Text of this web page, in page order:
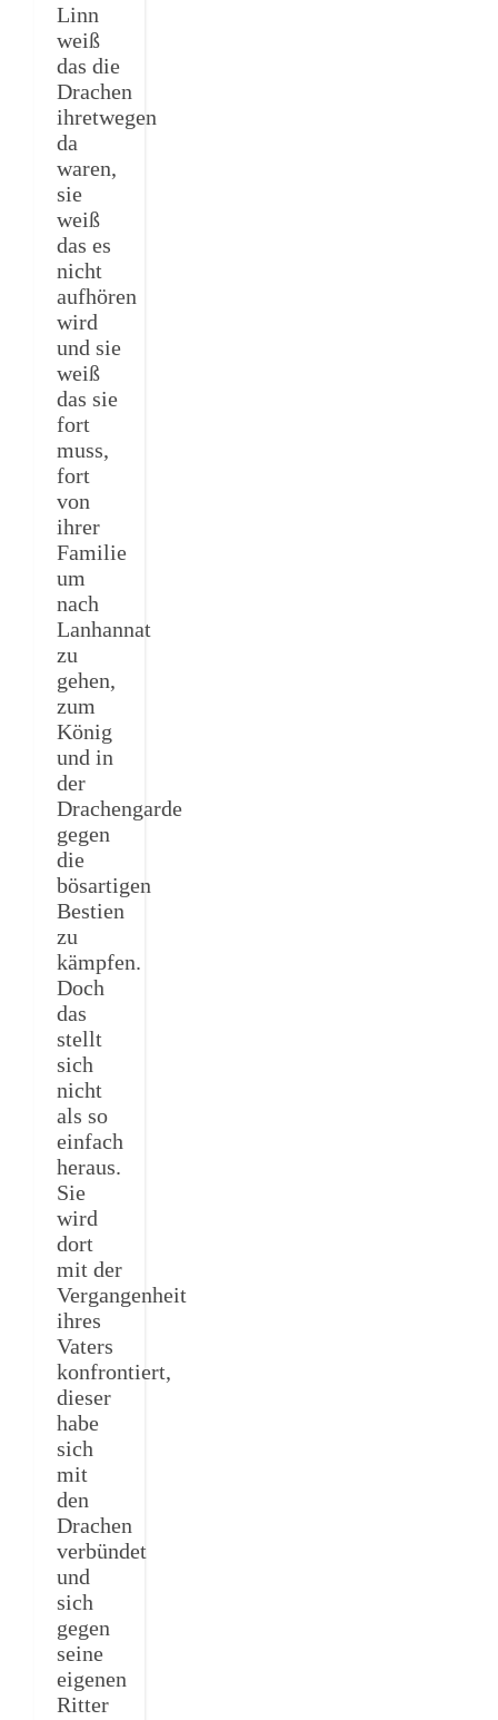
Linn
weiß
das die
Drachen
ihretwegen
da
waren,
sie
weiß
das es
nicht
aufhören
wird
und sie
weiß
das sie
fort
muss,
fort
von
ihrer
Familie
um
nach
Lanhannat
zu
gehen,
zum
König
und in
der
Drachengarde
gegen
die
bösartigen
Bestien
zu
kämpfen.
Doch
das
stellt
sich
nicht
als so
einfach
heraus.
Sie
wird
dort
mit der
Vergangenheit
ihres
Vaters
konfrontiert,
dieser
habe
sich
mit
den
Drachen
verbündet
und
sich
gegen
seine
eigenen
Ritter